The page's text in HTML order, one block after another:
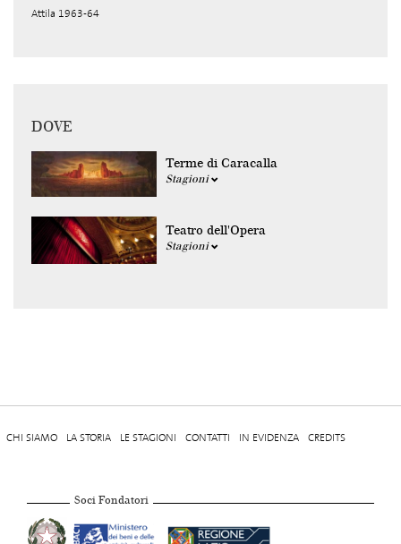
Attila 1963-64
DOVE
Terme di Caracalla
Stagioni
Teatro dell'Opera
Stagioni
CHI SIAMO LA STORIA LE STAGIONI CONTATTI IN EVIDENZA CREDITS
Soci Fondatori